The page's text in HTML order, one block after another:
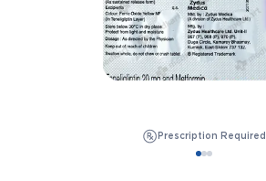
Prescription Required